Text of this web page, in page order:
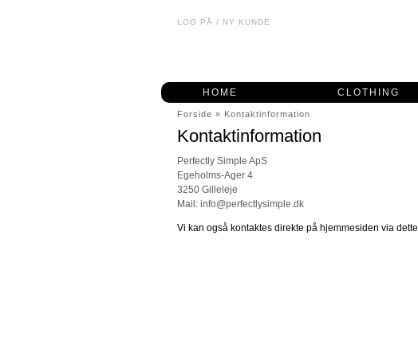
LOG PÅ / NY KUNDE
HOME CLOTHING
Forside » Kontaktinformation
Kontaktinformation
Perfectly Simple ApS
Egeholms-Ager 4
3250 Gilleleje
Mail: info@perfectlysimple.dk
Vi kan også kontaktes direkte på hjemmesiden via dette